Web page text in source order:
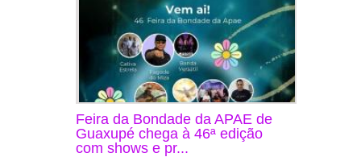
Feira da Bondade da APAE de
Guaxupé chega à 46ª edição
com shows e pr...